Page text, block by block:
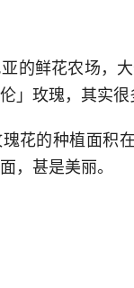
的鲜花农场，
」玫瑰，其实很
花的种植面积
，甚是美丽。